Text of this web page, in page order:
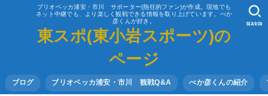
ブリオベッカ浦安・市川 サポーター(熱狂的ファン)が作成。現地でも
ネット中継でも、より楽しく観戦できる情報を取り上げています。べか
彦くんが好き。
東スポ(東小岩スポーツ)の
ページ
ブログ ブリオベッカ浦安・市川 観戦Q&A べか彦くんの紹介
SEARCH